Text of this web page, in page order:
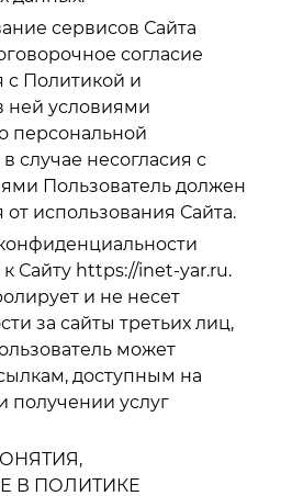
сервисов Сайта
согласие
с Политикой и
ней условиями
персональной
случае несогласия с
Пользователь должен
от использования Сайта.
Сайту https://inet-yar.ru.
и не несет
за сайты третьих лиц,
может
доступным на
получении услуг
В ПОЛИТИКЕ